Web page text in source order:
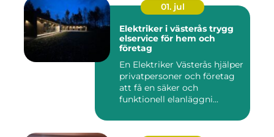
01. jul
Elektriker i västerås trygg
elservice för hem och
företag
En Elektriker Västerås hjälper
privatpersoner och företag
att få en säker och
funktionell elanläggni...